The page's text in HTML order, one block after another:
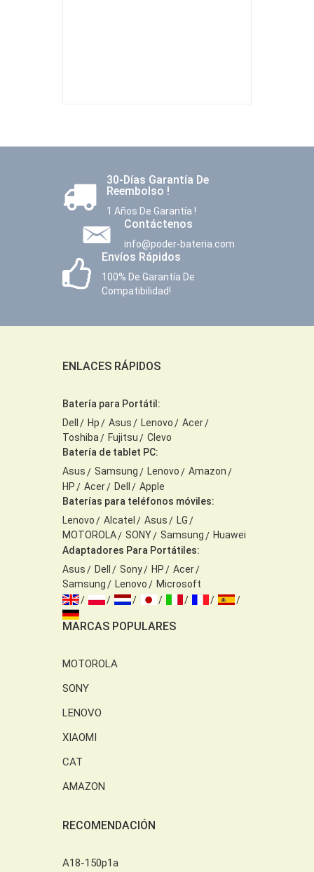
30-Días Garantía De
Reembolso !
1 Años De Garantía !
Contáctenos
info@poder-bateria.com
Envíos Rápidos
100% De Garantía De
Compatibilidad!
ENLACES RÁPIDOS
Batería para Portátil:
Dell
Hp Asus Lenovo
Acer
Toshiba
Fujitsu
Clevo
Batería de tablet PC:
Asus
Samsung Lenovo
Amazon
HP
Acer Dell
Apple
Baterías para teléfonos móviles:
Lenovo
Alcatel Asus
LG
MOTOROLA
SONY Samsung
Huawei
Adaptadores Para Portátiles:
Asus
Dell Sony HP
Acer
Samsung
Lenovo Microsoft
MARCAS POPULARES
MOTOROLA
SONY
LENOVO
XIAOMI
CAT
AMAZON
RECOMENDACIÓN
A18-150p1a